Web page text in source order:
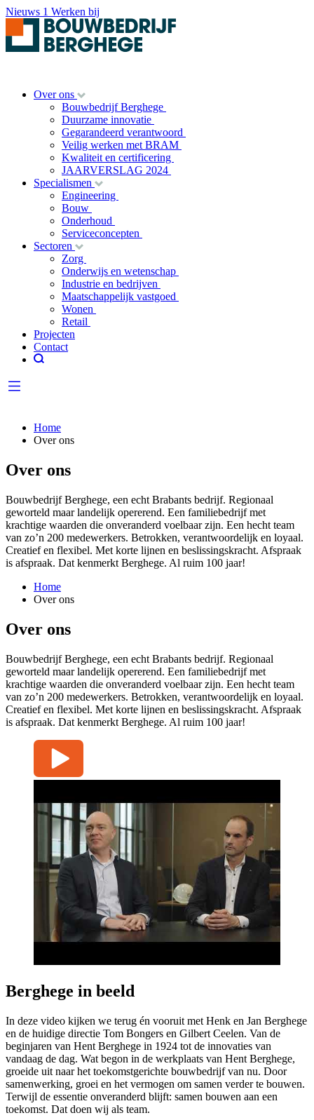
Nieuws 1 Werken bij
Over ons
Bouwbedrijf Berghege
Duurzame innovatie
Gegarandeerd verantwoord
Veilig werken met BRAM
Kwaliteit en certificering
JAARVERSLAG 2024
Specialismen
Engineering
Bouw
Onderhoud
Serviceconcepten
Sectoren
Zorg
Onderwijs en wetenschap
Industrie en bedrijven
Maatschappelijk vastgoed
Wonen
Retail
Projecten
Contact
Home
Over ons
Over ons
Bouwbedrijf Berghege, een echt Brabants bedrijf. Regionaal
geworteld maar landelijk opererend. Een familiebedrijf met
krachtige waarden die onveranderd voelbaar zijn. Een hecht team
van zo’n 200 medewerkers. Betrokken, verantwoordelijk en loyaal.
Creatief en flexibel. Met korte lijnen en beslissingskracht. Afspraak
is afspraak. Dat kenmerkt Berghege. Al ruim 100 jaar!
Home
Over ons
Over ons
Bouwbedrijf Berghege, een echt Brabants bedrijf. Regionaal
geworteld maar landelijk opererend. Een familiebedrijf met
krachtige waarden die onveranderd voelbaar zijn. Een hecht team
van zo’n 200 medewerkers. Betrokken, verantwoordelijk en loyaal.
Creatief en flexibel. Met korte lijnen en beslissingskracht. Afspraak
is afspraak. Dat kenmerkt Berghege. Al ruim 100 jaar!
Berghege in beeld
In deze video kijken we terug én vooruit met Henk en Jan Berghege
en de huidige directie Tom Bongers en Gilbert Ceelen. Van de
beginjaren van Hent Berghege in 1924 tot de innovaties van
vandaag de dag. Wat begon in de werkplaats van Hent Berghege,
groeide uit naar het toekomstgerichte bouwbedrijf van nu. Door
samenwerking, groei en het vermogen om samen verder te bouwen.
Terwijl de essentie onveranderd blijft: samen bouwen aan een
toekomst. Dat doen wij als team.